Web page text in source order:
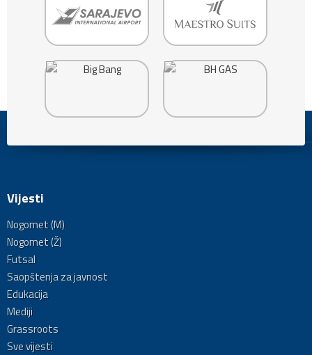
Vijesti
Nogomet (M)
Nogomet (Ž)
Futsal
Saopštenja za javnost
Edukacija
Mediji
Grassroots
Sve vijesti